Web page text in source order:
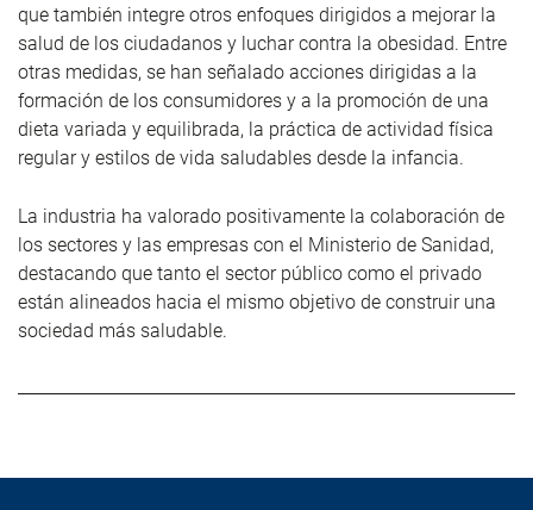
que también integre otros enfoques dirigidos a mejorar la
salud de los ciudadanos y luchar contra la obesidad. Entre
otras medidas, se han señalado acciones dirigidas a la
formación de los consumidores y a la promoción de una
dieta variada y equilibrada, la práctica de actividad física
regular y estilos de vida saludables desde la infancia.
La industria ha valorado positivamente la colaboración de
los sectores y las empresas con el Ministerio de Sanidad,
destacando que tanto el sector público como el privado
están alineados hacia el mismo objetivo de construir una
sociedad más saludable.